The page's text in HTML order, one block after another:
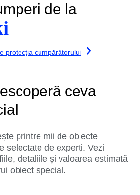
de la
protecția cumpărătorului
ceva
printre mii de obiecte
selectate de experți. Vezi
detaliile și valoarea estimată
obiect special.